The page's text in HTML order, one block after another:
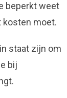
beperkt weet
kosten moet.
staat zijn om
bij